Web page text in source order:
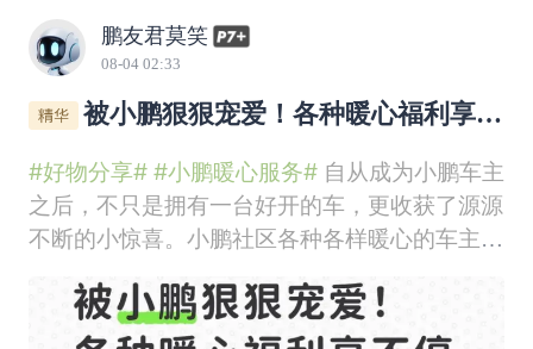
鹏友君莫笑
08-04 02:33
被小鹏狠狠宠爱！各种暖心福利享不
#好物分享# #小鹏暖心服务#自从成为小鹏车主
之后，不只是拥有一台好开的车，更收获了源源
不断的小惊喜。小鹏社区各种各样暖心的车主活
惦记的感觉，真的太幸福了。今天就来聊聊这段
时间参加活动收获的各种福利，分享这份专属鹏